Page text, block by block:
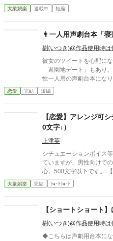
できれば一報いただける
許可していません。
大衆娯楽 連載中 短編
👨一人用声劇台本「寝
樹(いつき)@作品使用時は
彼女のツイートを心配に
「遊園地デート」もあり。 ジャンル：恋愛 所要時間：5分以内 男
性一人用の声劇台本になります。 ⚠動画・音声投稿
用になる場合⚠ ・使用許
ろん禁止です。著作権は
合には台本使用を禁止し
レンジはokですが、大幅
うなアレンジやエフェクトなど
は【作品を使用する際の
恋愛 完結 短編
【恋愛】アレンジ可
0文字↓）
上津英
シチュエーションボイス
ていますが、男性向けで
心。500文字以下です。 【利用規約】 ・一人称・語尾・方言・男
女逆転などのアレンジは
ボイスドラマ・朗読・配
す。 1100文字以下のフリー台本はこちら。 https://www.alphapoli
大衆娯楽 完結 ｼｮｰﾄｼｮｰﾄ
【ショートショート
樹(いつき)@作品使用時は
◆こちらは声劇用台本に